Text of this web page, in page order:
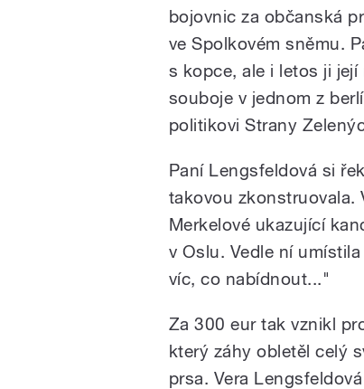
bojovnic za občanská
ve Spolkovém sněmu.
s kopce, ale i letos ji
souboje v jednom z
politikovi Strany
Paní Lengsfeldová si
takovou zkonstruovala.
Merkelové ukazující
v Oslu. Vedle ní
víc, co nabídnout..."
Za 300 eur tak vznikl
který záhy obletěl celý
prsa. Vera